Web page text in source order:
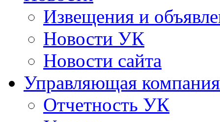
Извещения и
Новости УК
Новости сайта
Управляющая компания
Отчетность УК